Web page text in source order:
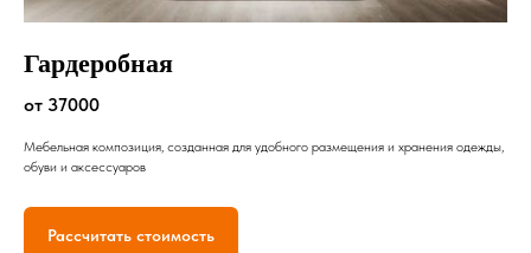
Гардеробная
от 37000
Мебельная композиция, созданная для удобного размещения и хранения одежды,
обуви и аксессуаров
Рассчитать стоимость